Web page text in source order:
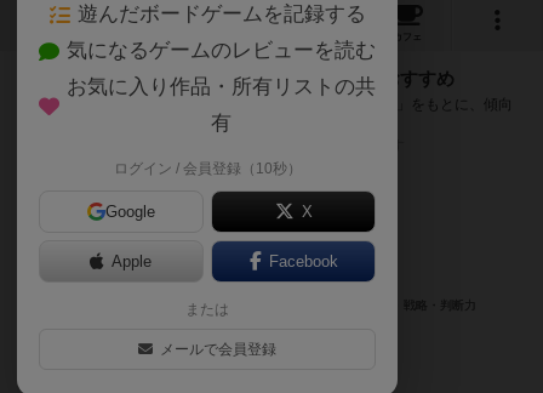
3 4
カフェ
『ペンギン・パイルアップ』が好きな方へのおすすめ
このゲームのトップページで投票された「プレイ感の評価」をもとに、傾向
が近いボードゲームをランキング形式で紹介します。
遊んだボードゲームを記録する
気になるゲームのレビューを読む
お気に入り作品・所有リストの共
有
ログイン / 会員登録（10秒）
Google X
Apple Facebook
または
メールで会員登録